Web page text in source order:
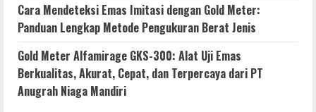
Cara Mendeteksi Emas Imitasi dengan Gold Meter:
Panduan Lengkap Metode Pengukuran Berat Jenis
Gold Meter Alfamirage GKS-300: Alat Uji Emas
Berkualitas, Akurat, Cepat, dan Terpercaya dari PT
Anugrah Niaga Mandiri